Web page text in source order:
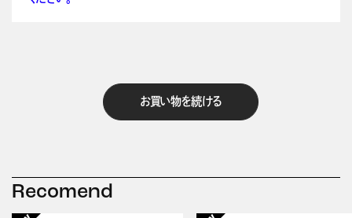
お買い物を続ける
Recomend